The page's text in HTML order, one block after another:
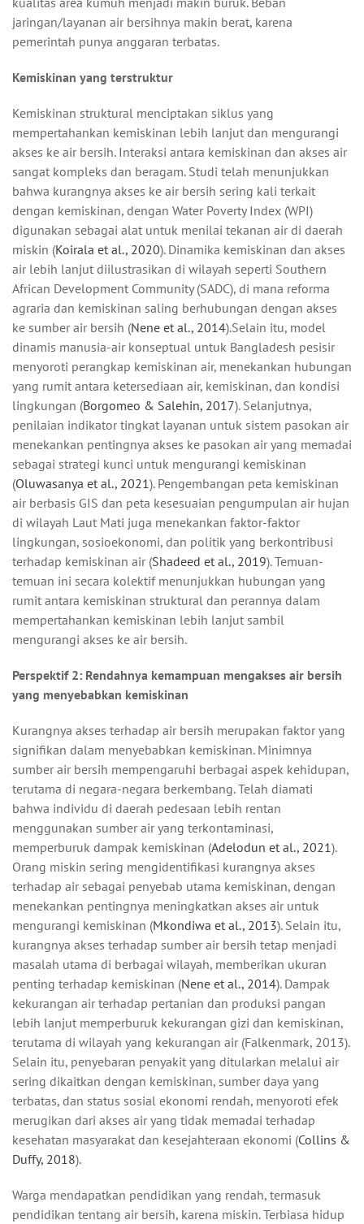
jaringan/layanan air bersihnya makin berat, karena
pemerintah punya anggaran terbatas.
Kemiskinan yang terstruktur
Kemiskinan struktural menciptakan siklus yang
mempertahankan kemiskinan lebih lanjut dan mengurangi
akses ke air bersih. Interaksi antara kemiskinan dan akses air
sangat kompleks dan beragam. Studi telah menunjukkan
bahwa kurangnya akses ke air bersih sering kali terkait
dengan kemiskinan, dengan Water Poverty Index (WPI)
digunakan sebagai alat untuk menilai tekanan air di daerah
miskin (Koirala et al., 2020). Dinamika kemiskinan dan akses
air lebih lanjut diilustrasikan di wilayah seperti Southern
African Development Community (SADC), di mana reforma
agraria dan kemiskinan saling berhubungan dengan akses
ke sumber air bersih (Nene et al., 2014).Selain itu, model
dinamis manusia-air konseptual untuk Bangladesh pesisir
menyoroti perangkap kemiskinan air, menekankan hubungan
yang rumit antara ketersediaan air, kemiskinan, dan kondisi
lingkungan (Borgomeo & Salehin, 2017). Selanjutnya,
penilaian indikator tingkat layanan untuk sistem pasokan air
menekankan pentingnya akses ke pasokan air yang memadai
sebagai strategi kunci untuk mengurangi kemiskinan
(Oluwasanya et al., 2021). Pengembangan peta kemiskinan
air berbasis GIS dan peta kesesuaian pengumpulan air hujan
di wilayah Laut Mati juga menekankan faktor-faktor
lingkungan, sosioekonomi, dan politik yang berkontribusi
terhadap kemiskinan air (Shadeed et al., 2019). Temuan-
temuan ini secara kolektif menunjukkan hubungan yang
rumit antara kemiskinan struktural dan perannya dalam
mempertahankan kemiskinan lebih lanjut sambil
mengurangi akses ke air bersih.
Perspektif 2: Rendahnya kemampuan mengakses air bersih
yang menyebabkan kemiskinan
Kurangnya akses terhadap air bersih merupakan faktor yang
signifikan dalam menyebabkan kemiskinan. Minimnya
sumber air bersih mempengaruhi berbagai aspek kehidupan,
terutama di negara-negara berkembang. Telah diamati
bahwa individu di daerah pedesaan lebih rentan
menggunakan sumber air yang terkontaminasi,
memperburuk dampak kemiskinan (Adelodun et al., 2021).
Orang miskin sering mengidentifikasi kurangnya akses
terhadap air sebagai penyebab utama kemiskinan, dengan
menekankan pentingnya meningkatkan akses air untuk
mengurangi kemiskinan (Mkondiwa et al., 2013). Selain itu,
kurangnya akses terhadap sumber air bersih tetap menjadi
masalah utama di berbagai wilayah, memberikan ukuran
penting terhadap kemiskinan (Nene et al., 2014). Dampak
kekurangan air terhadap pertanian dan produksi pangan
lebih lanjut memperburuk kekurangan gizi dan kemiskinan,
terutama di wilayah yang kekurangan air (Falkenmark, 2013).
Selain itu, penyebaran penyakit yang ditularkan melalui air
sering dikaitkan dengan kemiskinan, sumber daya yang
terbatas, dan status sosial ekonomi rendah, menyoroti efek
merugikan dari akses air yang tidak memadai terhadap
kesehatan masyarakat dan kesejahteraan ekonomi (Collins &
Duffy, 2018).
Warga mendapatkan pendidikan yang rendah, termasuk
pendidikan tentang air bersih, karena miskin. Terbiasa hidup